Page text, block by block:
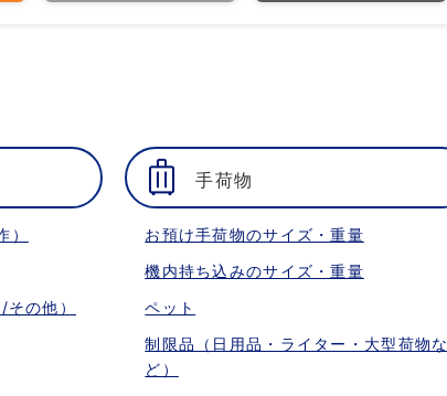
の他）
手荷物
お預け手荷物のサイズ・重量
機内持ち込みのサイズ・重量
ペット
制限品（日用品・ライター・大型荷物な
ど）